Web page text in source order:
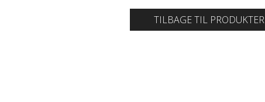
TILBAGE TIL PRODUKTER